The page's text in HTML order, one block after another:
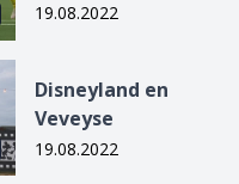
19.08.2022
Disneyland en
Veveyse
19.08.2022